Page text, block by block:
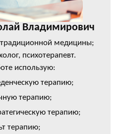
Владимирович
медицины;
психотерапевт.
использую:
терапию;
терапию;
терапию;
терапию;